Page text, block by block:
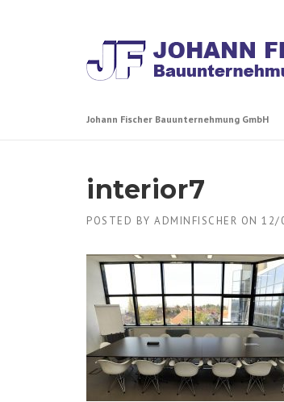
Johann Fischer Bauunternehmung GmbH
interior7
POSTED BY ADMINFISCHER ON 12/